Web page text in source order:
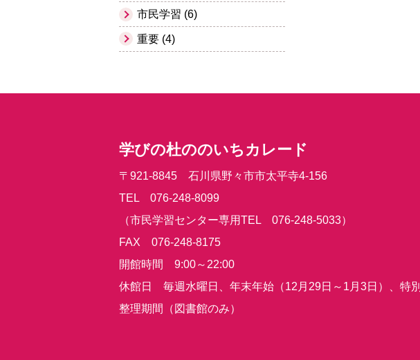
市民学習 (6)
重要 (4)
学びの杜ののいちカレード
〒921-8845 石川県野々市市太平寺4-156
TEL 076-248-8099
（市民学習センター専用TEL 076-248-5033）
FAX 076-248-8175
開館時間 9:00～22:00
休館日 毎週水曜日、年末年始（12月29日～1月3日）、特別
整理期間（図書館のみ）